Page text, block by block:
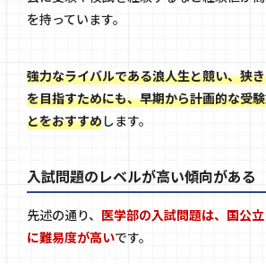
を持っています。
強力なライバルである浪人生と競い、狭
を目指すためにも、早期から計画的な受
とをおすすめします。
入試問題のレベルが高い傾向がある
先述の通り、 医学部の入試問題は、国公
に難易度が高いです。